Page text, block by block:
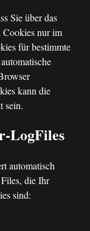
Sie über das
Cookies nur im
für bestimmte
kann die
sein.
LogFiles
automatisch
die Ihr
sind: